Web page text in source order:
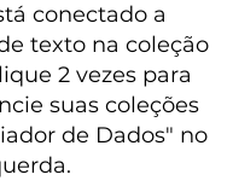
conectado a
texto na coleção
2 vezes para
suas coleções
de Dados" no